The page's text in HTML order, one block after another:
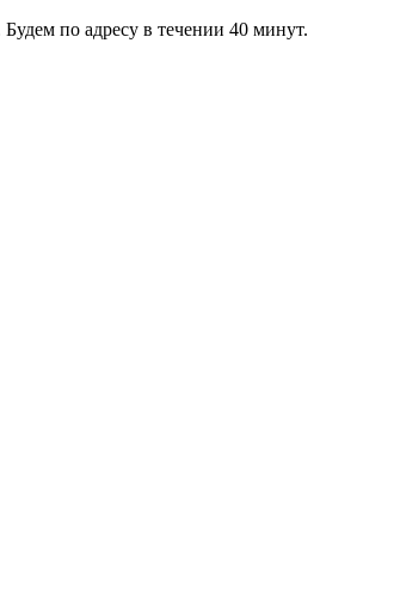
по адресу в течении 40 минут.